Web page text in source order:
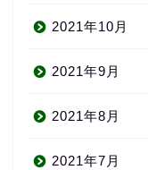
2021年10月
2021年9月
2021年8月
2021年7月